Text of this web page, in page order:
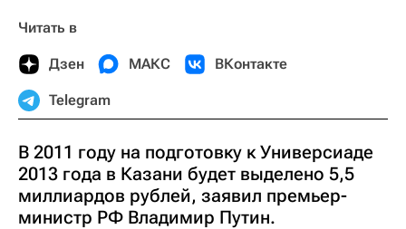
Читать в
Дзен МАКС ВКонтакте
Telegram
В 2011 году на подготовку к Универсиаде
2013 года в Казани будет выделено 5,5
миллиардов рублей, заявил премьер-
министр РФ Владимир Путин.